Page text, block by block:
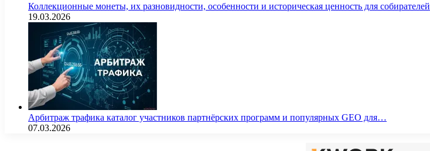
Коллекционные монеты, их разновидности, особенности и историческая ценность для собирателей
19.03.2026
Арбитраж трафика каталог участников партнёрских программ и популярных GEO для…
07.03.2026